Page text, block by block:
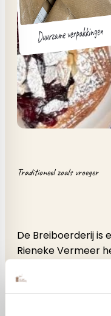
Traditioneel zoals vroeger
De Breiboerderij is
Rieneke Vermeer
vind je rust,
Heb je vragen?